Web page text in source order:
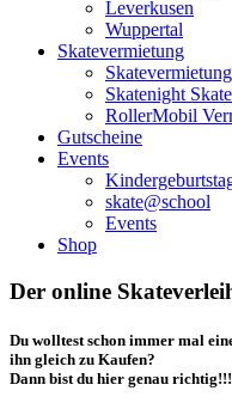
Leverkusen
Wuppertal
Skatevermietung
Skatenight
RollerMobil
Gutscheine
Events
skate@school
Events
Shop
Der online
Du wolltest schon immer mal
ihn gleich zu Kaufen?
Dann bist du hier genau richtig!!!